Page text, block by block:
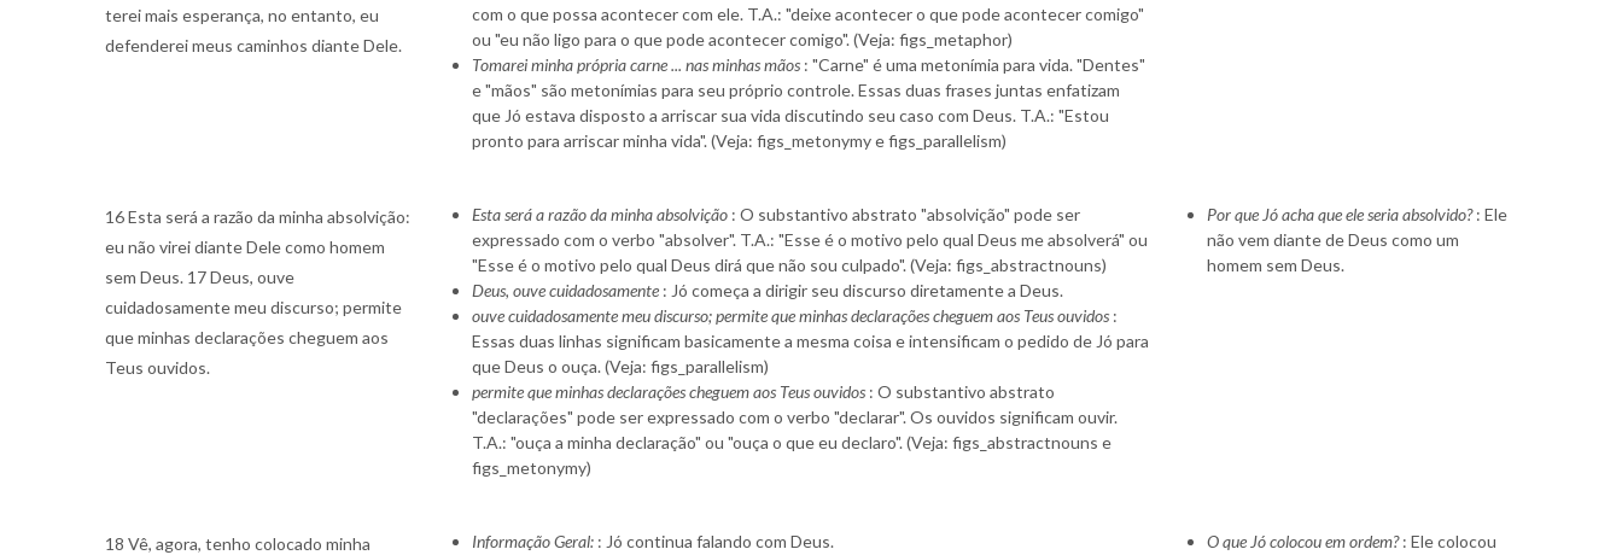
terei mais esperança, no entanto, eu
defenderei meus caminhos diante Dele.
com o que possa acontecer com ele. T.A.: "deixe acontecer o que pode acontecer comigo"
ou "eu não ligo para o que pode acontecer comigo". (Veja: figs_metaphor)
Tomarei minha própria carne ... nas minhas mãos : "Carne" é uma metonímia para vida. "Dentes"
e "mãos" são metonímias para seu próprio controle. Essas duas frases juntas enfatizam
que Jó estava disposto a arriscar sua vida discutindo seu caso com Deus. T.A.: "Estou
pronto para arriscar minha vida". (Veja: figs_metonymy e figs_parallelism)
16 Esta será a razão da minha absolvição:
eu não virei diante Dele como homem
sem Deus. 17 Deus, ouve
cuidadosamente meu discurso; permite
que minhas declarações cheguem aos
Teus ouvidos.
Esta será a razão da minha absolvição : O substantivo abstrato "absolvição" pode ser
expressado com o verbo "absolver". T.A.: "Esse é o motivo pelo qual Deus me absolverá" ou
"Esse é o motivo pelo qual Deus dirá que não sou culpado". (Veja: figs_abstractnouns)
Deus, ouve cuidadosamente : Jó começa a dirigir seu discurso diretamente a Deus.
ouve cuidadosamente meu discurso; permite que minhas declarações cheguem aos Teus ouvidos :
Essas duas linhas significam basicamente a mesma coisa e intensificam o pedido de Jó para
que Deus o ouça. (Veja: figs_parallelism)
permite que minhas declarações cheguem aos Teus ouvidos : O substantivo abstrato
"declarações" pode ser expressado com o verbo "declarar". Os ouvidos significam ouvir.
T.A.: "ouça a minha declaração" ou "ouça o que eu declaro". (Veja: figs_abstractnouns e
figs_metonymy)
Por que Jó acha que ele seria absolvido?: Ele
não vem diante de Deus como um
homem sem Deus.
18 Vê, agora, tenho colocado minha
Informação Geral: : Jó continua falando com Deus.
O que Jó colocou em ordem?: Ele colocou